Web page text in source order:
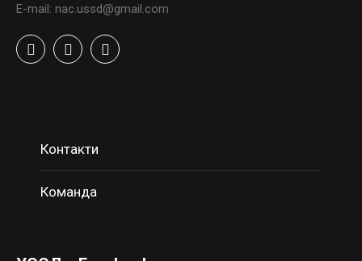
E-mail: nac.ussd@gmail.com
Контакти
Команда